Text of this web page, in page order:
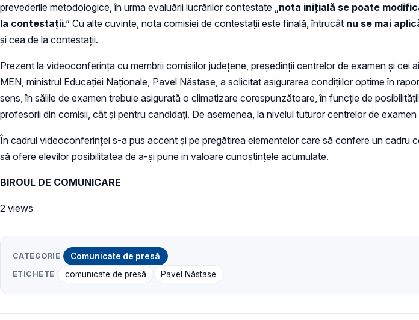
prevederile metodologice, în urma evaluării lucrărilor contestate „nota inițială se poate
la contestații.” Cu alte cuvinte, nota comisiei de contestații este finală, întrucât nu se mai
și cea de la contestații.
Prezent la videoconferinţa cu membrii comisiilor judeţene, preşedinţii centrelor de examen şi cei
MEN, ministrul Educației Naționale, Pavel Năstase, a solicitat asigurarea condițiilor optime în
sens, în sălile de examen trebuie asigurată o climatizare corespunzătoare, în funcţie de
profesorii din comisii, cât şi pentru candidaţi. De asemenea, la nivelul tuturor centrelor de
În cadrul videoconferinței s-a pus accent și pe pregătirea elementelor care să confere un cadru
să ofere elevilor posibilitatea de a-şi pune in valoare cunoştinţele acumulate.
BIROUL DE COMUNICARE
2 views
CATEGORIE Comunicate de presă
ETICHETE comunicate de presă Pavel Năstase